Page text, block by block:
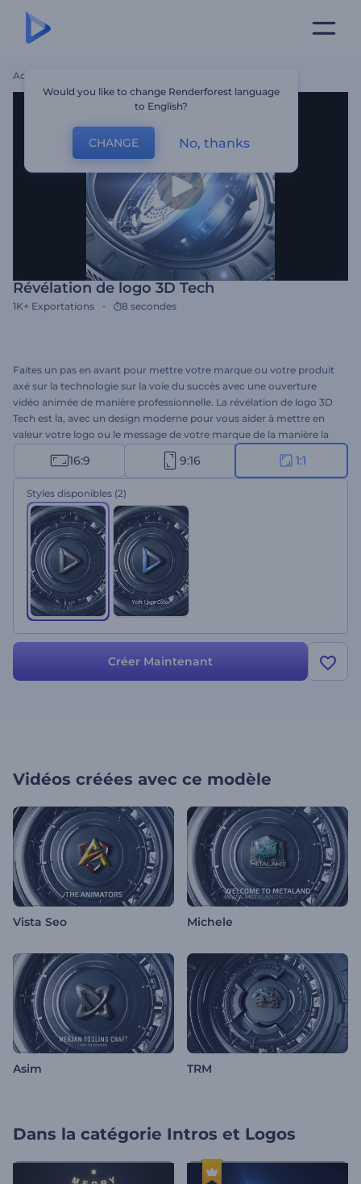
Accueil
Révélation de logo 3D Tech
1K+ Exportations 8 secondes
Faites un pas en avant pour mettre votre marque ou votre produit
axé sur la technologie sur la voie du succès avec une ouverture
vidéo animée de manière professionnelle. La révélation de logo 3D
Tech est la, avec un design moderne pour vous aider à mettre en
valeur votre logo ou le message de votre marque de la manière la
plus créative possible. Téléchargez votre logo, tapez le slogan de
votre entreprise et obtenez une animation de logo haute résolution
en quelques clics. Parfaitement adapté aux promotions
d'entreprises technologiques, aux présentations de marques ou de
produits, et à bien d'autres projets créatifs. Essayez-le maintenant !
16:9 9:16 1:1
Styles disponibles (2)
Créer Maintenant
Vidéos créées avec ce modèle
Vista Seo Michele
Asim TRM
Dans la catégorie Intros et Logos
Would you like to change Renderforest language
to English?
CHANGE No, thanks